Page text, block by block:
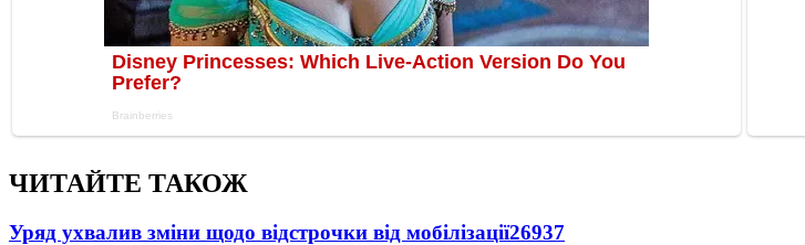
ЧИТАЙТЕ ТАКОЖ
Уряд ухвалив зміни щодо відстрочки від мобілізації26937